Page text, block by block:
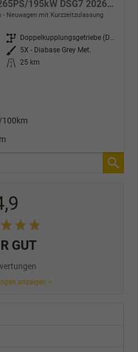
R-Line 2.0 TSI 4Motion 265PS/195kW DSG7 2026 +HUD +TRAVEL +15" NAVI +ACC +360° +PANO +AHK +MATRIX +EL. HECKKLAPPE +KEYLESS +3Z-KLIMA +SHZ +LENKRADHZ +MASSAGE +DIG. COCKPIT
Neuwagen mit Kurzzeitzulassung
Getriebe
Doppelkupplungsgetriebe (DSG)
Außenfarbe
5X - Diabase Grey Met.
Kilometerstand
25 km
100km
GUT
anzeigen >